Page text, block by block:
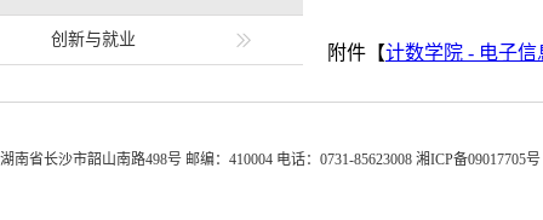
创新与就业
附件【计数学院 - 电子信
湖南省长沙市韶山南路498号 邮编：410004 电话：0731-85623008 湘ICP备09017705